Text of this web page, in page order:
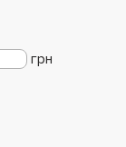
грн